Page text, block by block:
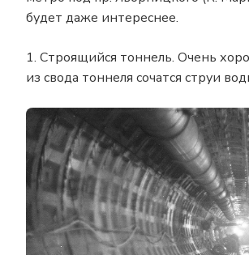
будет даже интереснее.
1. Строящийся тоннель. Очень
из свода тоннеля сочатся струи